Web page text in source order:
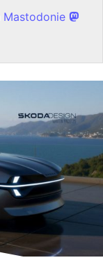
Mastodonie